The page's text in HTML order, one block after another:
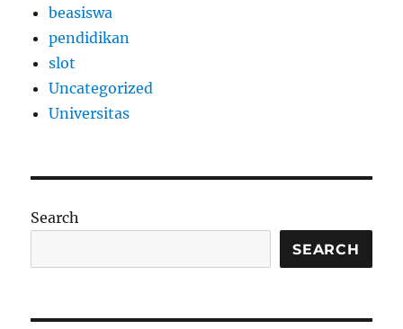
beasiswa
pendidikan
slot
Uncategorized
Universitas
Search
SEARCH